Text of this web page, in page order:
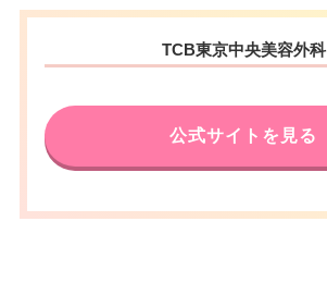
TCB東京中央美容外科
公式サイトを見る